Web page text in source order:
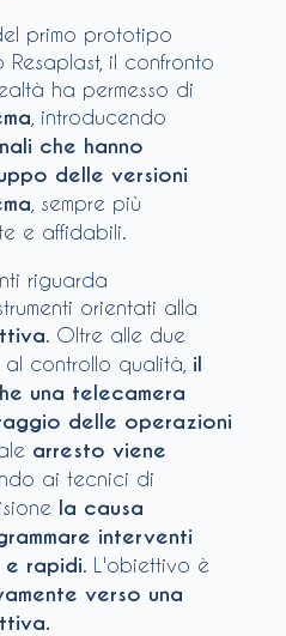
primo prototipo
Resaplast, il confronto
ha permesso di
, introducendo
che hanno
delle versioni
, sempre più
e affidabili.
riguarda
orientati alla
. Oltre alle due
controllo qualità, il
una telecamera
delle operazioni
arresto viene
ai tecnici di
la causa
interventi
e rapidi . L'obiettivo è
verso una